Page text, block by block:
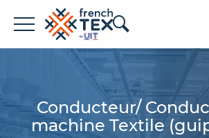
Offres d'emploi
Métiers
Conducteur/
machine Textile